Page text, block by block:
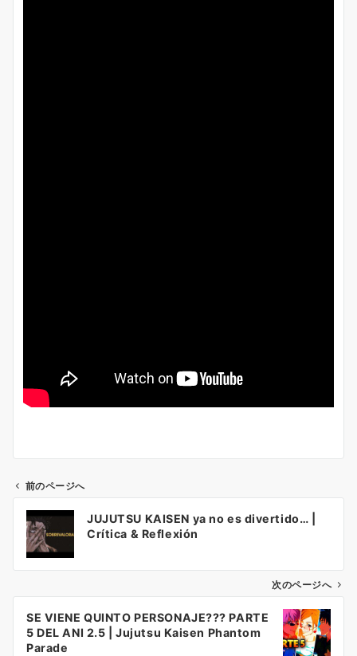
ビ
前のページへ
JUJUTSU KAISEN ya no es divertido… |
Crítica & Reflexión
次のページへ
SE VIENE QUINTO PERSONAJE??? PARTE
5 DEL ANI 2.5 | Jujutsu Kaisen Phantom
Parade